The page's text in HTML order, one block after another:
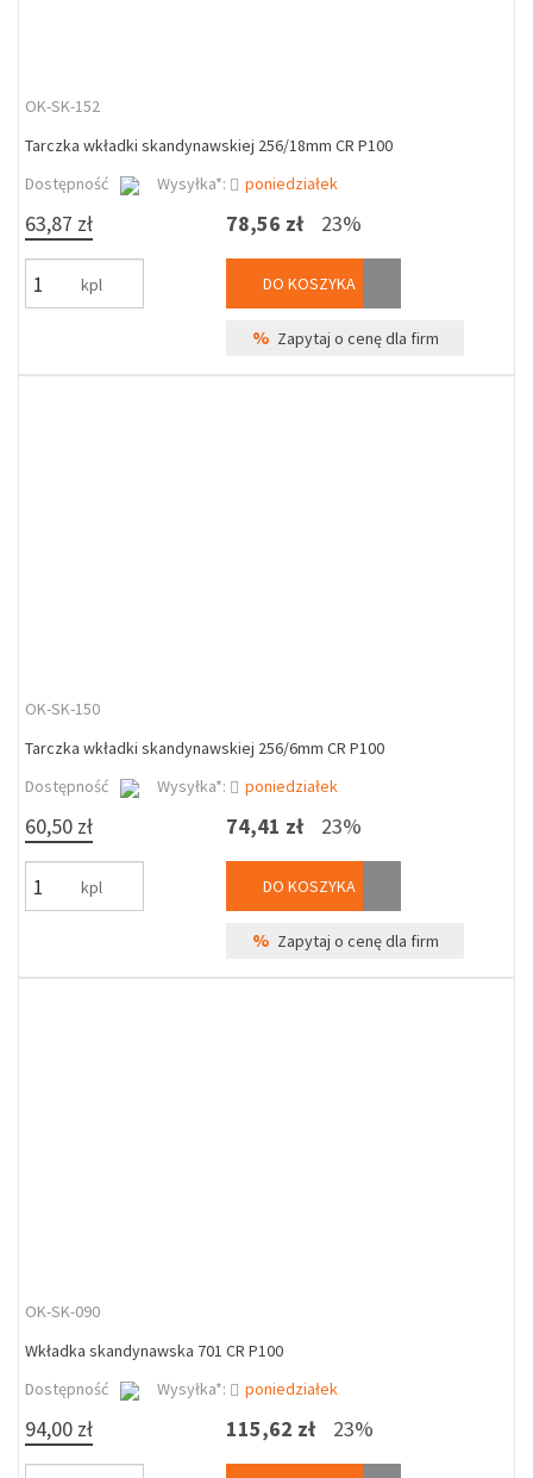
OK-SK-152
Tarczka wkładki skandynawskiej 256/18mm CR P100
Dostępność
Wysyłka*: poniedziałek
63,87 zł
kpl
78,56 zł 23%
DO KOSZYKA
% Zapytaj o cenę dla firm
OK-SK-150
Tarczka wkładki skandynawskiej 256/6mm CR P100
Dostępność
Wysyłka*: poniedziałek
60,50 zł
kpl
74,41 zł 23%
DO KOSZYKA
% Zapytaj o cenę dla firm
OK-SK-090
Wkładka skandynawska 701 CR P100
Dostępność
Wysyłka*: poniedziałek
94,00 zł 115,62 zł 23%